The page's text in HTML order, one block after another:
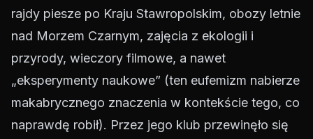
rajdy piesze po Kraju Stawropolskim, obozy letnie
nad Morzem Czarnym, zajęcia z ekologii i
przyrody, wieczory filmowe, a nawet
„eksperymenty naukowe” (ten eufemizm nabierze
makabrycznego znaczenia w kontekście tego, co
naprawdę robił). Przez jego klub przewinęło się